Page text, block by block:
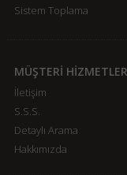
Sistem Toplama
MÜŞTERİ
İletişim
S.S.S.
Detaylı Arama
Hakkımızda